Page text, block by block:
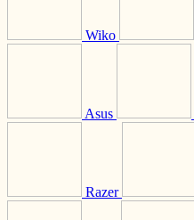
Wiko
Asus
Razer